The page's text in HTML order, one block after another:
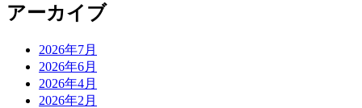
アーカイブ
2026年7月
2026年6月
2026年4月
2026年2月